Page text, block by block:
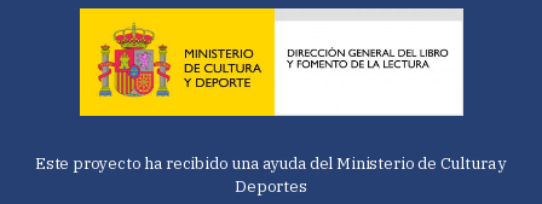
Este proyecto ha recibido una ayuda del Ministerio de Cultura y
Deportes